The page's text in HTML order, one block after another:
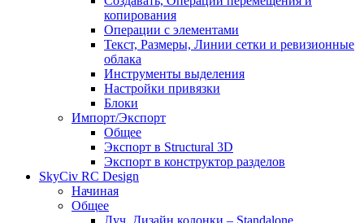
копирования
Операции с элементами
Текст, Размеры, Линии сетки и ревизионные
облака
Инструменты выделения
Настройки привязки
Блоки
Импорт/Экспорт
Общее
Экспорт в Structural 3D
Экспорт в конструктор разделов
SkyCiv RC Design
Начиная
Общее